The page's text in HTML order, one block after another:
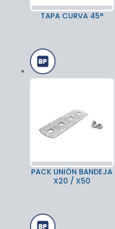
TAPA CURVA 45°
PACK UNIÓN BANDEJA
X20 / X50